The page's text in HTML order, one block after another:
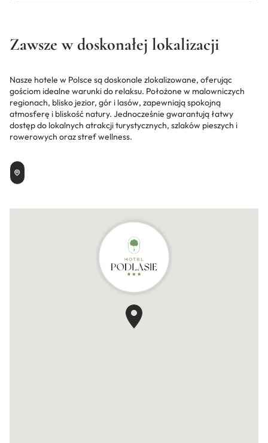
Zawsze w doskonałej lokalizacji
Nasze hotele w Polsce są doskonale zlokalizowane, oferując
gościom idealne warunki do relaksu. Położone w malowniczych
regionach, blisko jezior, gór i lasów, zapewniają spokojną
atmosferę i bliskość natury. Jednocześnie gwarantują łatwy
dostęp do lokalnych atrakcji turystycznych, szlaków pieszych i
rowerowych oraz stref wellness.